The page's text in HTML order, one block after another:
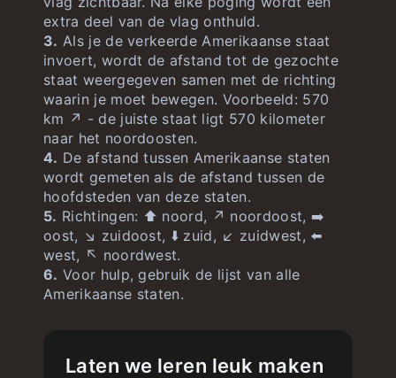
extra deel van de vlag onthuld.
3. Als je de verkeerde Amerikaanse staat
invoert, wordt de afstand tot de gezochte
staat weergegeven samen met de richting
waarin je moet bewegen. Voorbeeld: 570
km ↗️ - de juiste staat ligt 570 kilometer
naar het noordoosten.
4. De afstand tussen Amerikaanse staten
wordt gemeten als de afstand tussen de
hoofdsteden van deze staten.
5. Richtingen: ⬆️ noord, ↗️ noordoost, ➡️
oost, ↘️ zuidoost, ⬇️ zuid, ↙️ zuidwest, ⬅️
west, ↖️ noordwest.
6. Voor hulp, gebruik de lijst van alle
Amerikaanse staten.
Laten we leren leuk maken